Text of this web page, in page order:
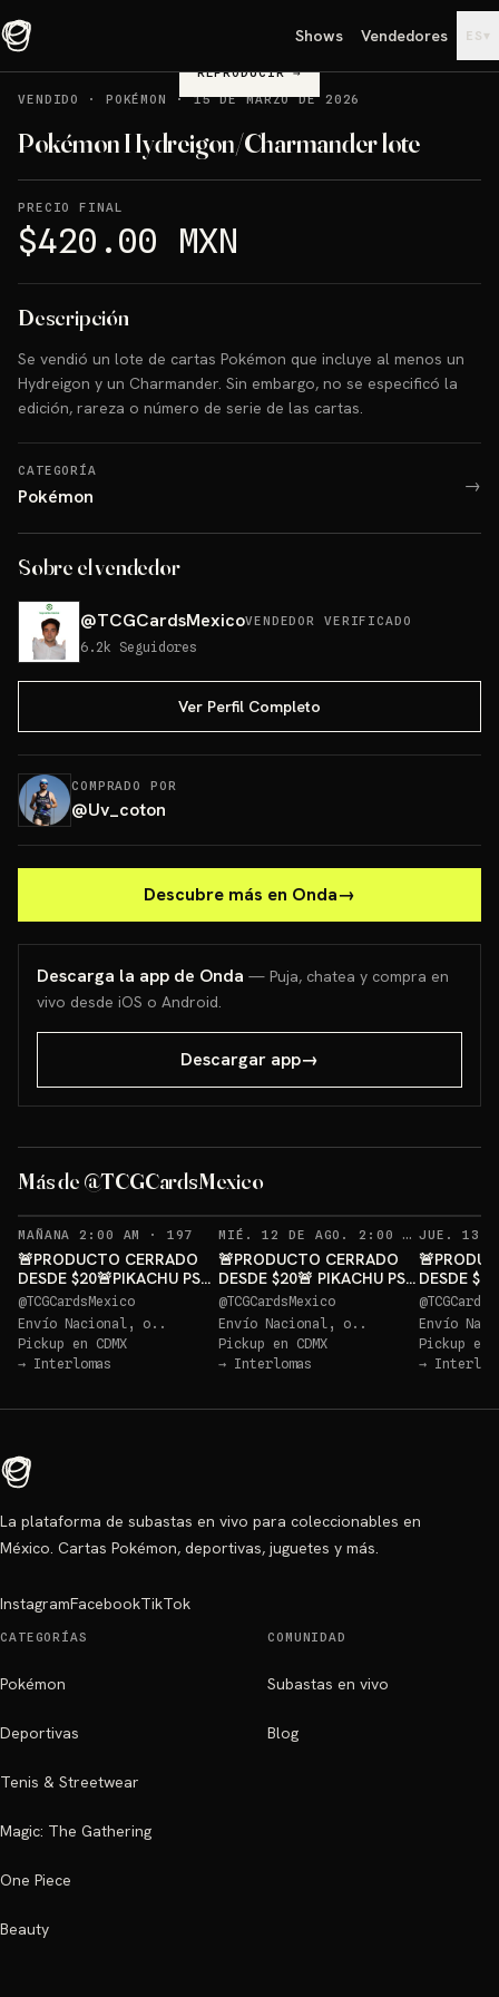
Shows Vendedores ES ▾
REPRODUCIR→
VENDIDO
· POKÉMON ·15 DE MARZO DE 2026
Pokémon Hydreigon/Charmander lote
PRECIO FINAL
$420.00 MXN
Descripción
Se vendió un lote de cartas Pokémon que incluye al menos un
Hydreigon y un Charmander. Sin embargo, no se especificó la
edición, rareza o número de serie de las cartas.
CATEGORÍA
Pokémon →
Sobre el vendedor
@TCGCardsMexicoVENDEDOR VERIFICADO
6.2k Seguidores
Ver Perfil Completo
COMPRADO POR
@Uv_coton
Descubre más en Onda→
Descarga la app de Onda — Puja, chatea y compra en
vivo desde iOS o Android.
Descargar app→
Más de @TCGCardsMexico
MAÑANA 2:00 AM · 197 RECORDATORIOS
🚨PRODUCTO CERRADO
DESDE $20🚨PIKACHU PSA
10 GRATIS
@TCGCardsMexico
Envío Nacional, o..
Pickup en CDMX
→ Interlomas
MIÉ. 12 DE AGO. 2:00 AM · 188
🚨PRODUCTO CERRADO
DESDE $20🚨 PIKACHU PSA
10 GRATIS
@TCGCardsMexico
Envío Nacional, o..
Pickup en CDMX
→ Interlomas
DESDE
10 GRATIS
@
Envío
Pickup en
→
La plataforma de subastas en vivo para coleccionables en
México. Cartas Pokémon, deportivas, juguetes y más.
InstagramFacebookTikTok
CATEGORÍAS
Pokémon
Deportivas
Tenis & Streetwear
Magic: The Gathering
One Piece
Beauty
COMUNIDAD
Subastas en vivo
Blog